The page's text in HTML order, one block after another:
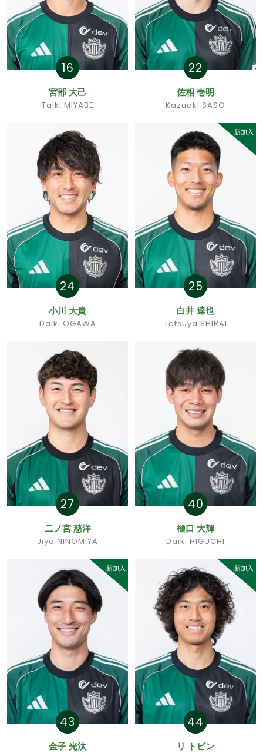
16
宮部 大己
Taiki MIYABE
22
佐相 壱明
Kazuaki SASO
24
小川 大貴
Daiki OGAWA
新加入
25
白井 達也
Tatsuya SHIRAI
27
二ノ宮 慈洋
Jiyo NINOMIYA
40
樋口 大輝
Daiki HIGUCHI
新加入
43
金子 光汰
新加入
44
リ トビン